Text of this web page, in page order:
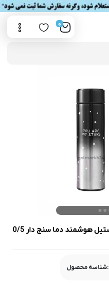
0
هوشمند دما سنج دار 0/5
شناسه محصول: